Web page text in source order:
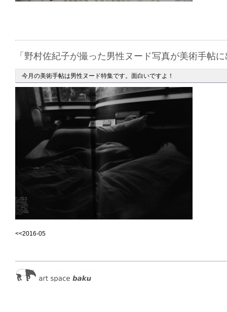
「野村佐紀子が撮った男性ヌード写真が美術手帖
今月の美術手帖は男性ヌード特集です。面白いですよ！
<<2016-05